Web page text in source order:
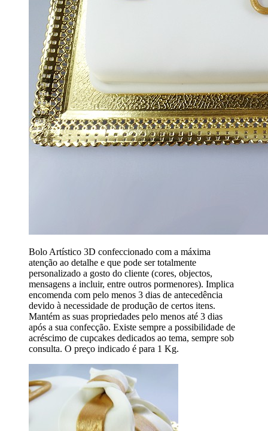
Bolo Artístico 3D confeccionado com a máxima
atenção ao detalhe e que pode ser totalmente
personalizado a gosto do cliente (cores, objectos,
mensagens a incluir, entre outros pormenores). Implica
encomenda com pelo menos 3 dias de antecedência
devido à necessidade de produção de certos itens.
Mantém as suas propriedades pelo menos até 3 dias
após a sua confecção. Existe sempre a possibilidade de
acréscimo de cupcakes dedicados ao tema, sempre sob
consulta. O preço indicado é para 1 Kg.